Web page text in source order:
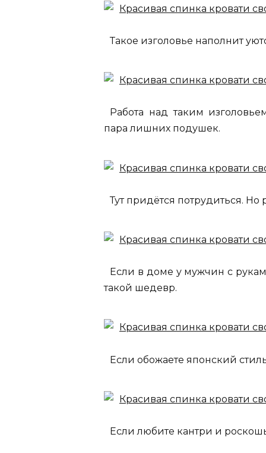
Такое изголовье наполнит
Работа над таким
пара лишних подушек.
Тут придётся потрудиться. Но
Если в доме у мужчин с
такой шедевр.
Если обожаете японский
Если любите кантри и